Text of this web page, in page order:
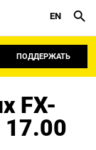
EN
ПОДДЕРЖАТЬ
FX-
17.00